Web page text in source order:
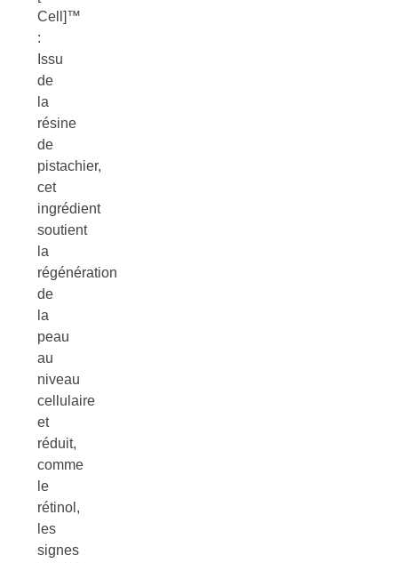
Cell]™
:
Issu
de
la
résine
de
pistachier,
cet
ingrédient
soutient
la
régénération
de
la
peau
au
niveau
cellulaire
et
réduit,
comme
le
rétinol,
les
signes